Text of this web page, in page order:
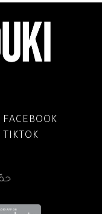
FACEBOOK
TIKTOK